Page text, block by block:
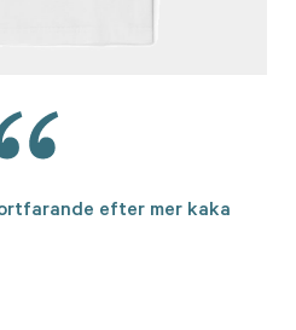
efter mer kaka